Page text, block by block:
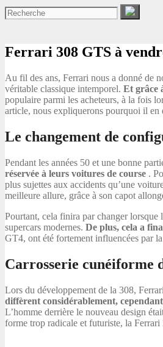
Ferrari 308 GTS à
Au fil des ans, Ferrari nous a donné de
véritable classique intemporel. Et grâce
populaire parmi les acheteurs, à la fois
article, nous expliquerons pourquoi il en
Le changement de
Pendant les années 50 et une bonne
réservée à leurs voitures de course .
plus sujettes aux accidents qu’une
meilleure allure, grâce à son capot
Pourtant, cela finira par changer lorsque
supercars modernes. De plus, cela a
GT4, ont été fortement influencées par
Carrosserie cunéiforme
Lors du développement de la 308,
diffèrent considérablement,
L’homme derrière le nouveau design
forme trop radicale et futuriste, la Ferrari